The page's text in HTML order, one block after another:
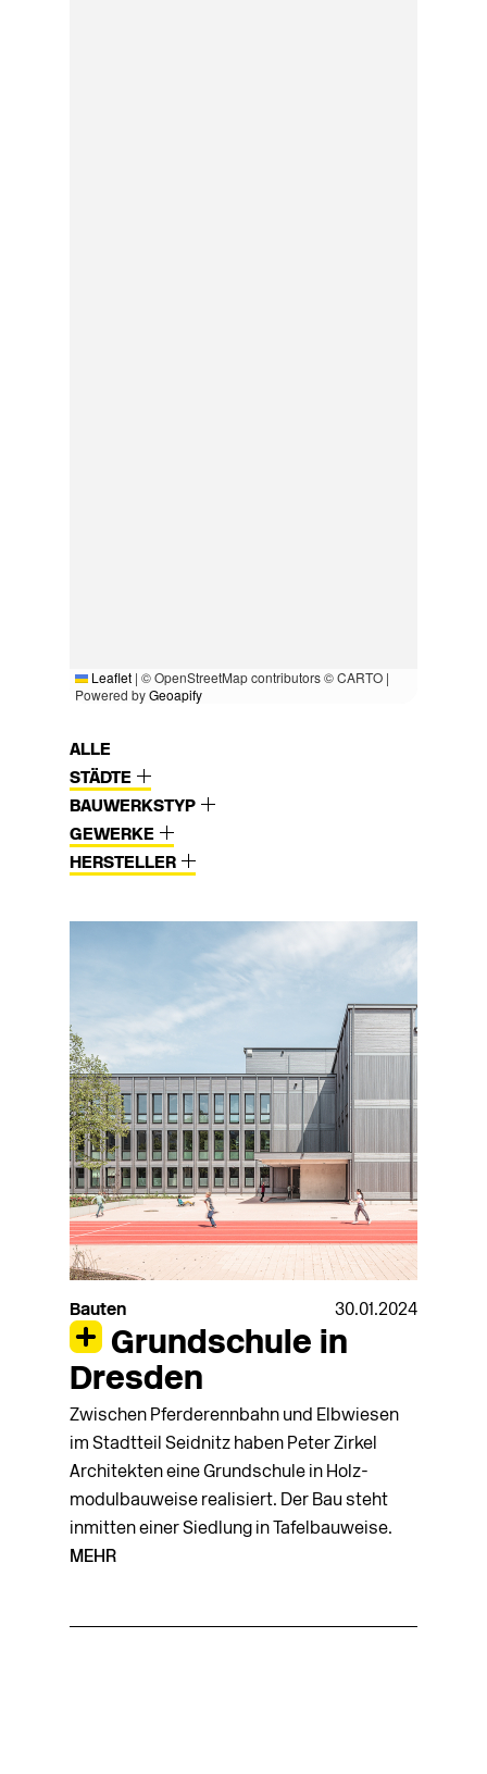
Leaflet | © OpenStreetMap contributors © CARTO |
Powered byGeoapify
ALLE
STÄDTE
BAUWERKSTYP
GEWERKE
HERSTELLER
Bauten 30.01.2024
Grundschule in
Dresden
Zwischen Pferderennbahn und Elbwiesen
im Stadtteil Seidnitz haben Peter Zirkel
Architekten eine Grundschule in Holz­
modulbauweise realisiert. Der Bau steht
inmitten einer Siedlung in Tafelbauweise.
MEHR